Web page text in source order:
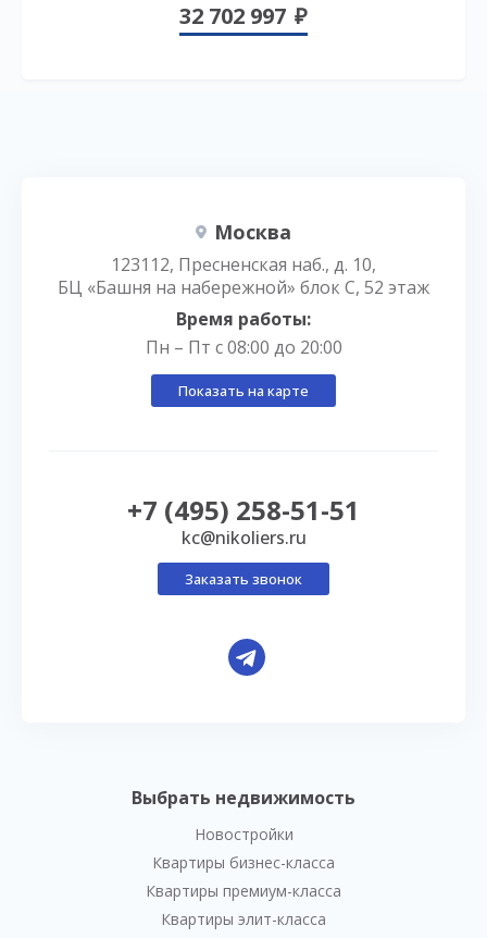
32 702 997
Выбрать недвижимость
Новостройки
Квартиры бизнес-класса
Квартиры премиум-класса
Квартиры элит-класса
Москва
123112, Пресненская наб., д. 10,
БЦ «Башня на набережной» блок С, 52 этаж
Время работы:
Пн – Пт с 08:00 до 20:00
Показать на карте
+7 (495) 258-51-51
kc@nikoliers.ru
Заказать звонок